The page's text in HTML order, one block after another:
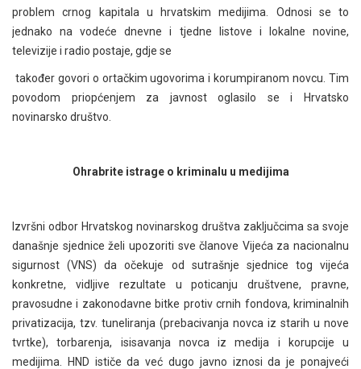
problem crnog kapitala u hrvatskim medijima. Odnosi se to
jednako na vodeće dnevne i tjedne listove i lokalne novine,
televizije i radio postaje, gdje se
također govori o ortačkim ugovorima i korumpiranom novcu. Tim
povodom priopćenjem za javnost oglasilo se i Hrvatsko
novinarsko društvo.
Ohrabrite istrage o kriminalu u medijima
Izvršni odbor Hrvatskog novinarskog društva zaključcima sa svoje
današnje sjednice želi upozoriti sve članove Vijeća za nacionalnu
sigurnost (VNS) da očekuje od sutrašnje sjednice tog vijeća
konkretne, vidljive rezultate u poticanju društvene, pravne,
pravosudne i zakonodavne bitke protiv crnih fondova, kriminalnih
privatizacija, tzv. tuneliranja (prebacivanja novca iz starih u nove
tvrtke), torbarenja, isisavanja novca iz medija i korupcije u
medijima. HND ističe da već dugo javno iznosi da je ponajveći